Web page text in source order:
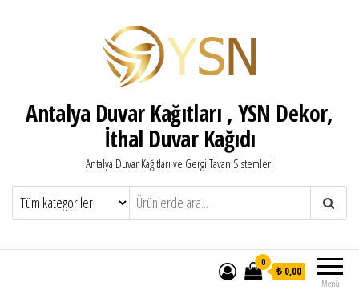
Antalya Duvar Kağıtları , YSN Dekor,
İthal Duvar Kağıdı
Antalya Duvar Kağıtları ve Gergi Tavan Sistemleri
Menü
0
₺ 0,00